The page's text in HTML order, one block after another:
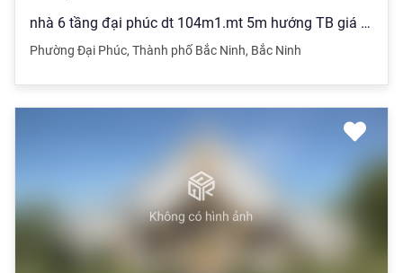
nhà 6 tầng đại phúc dt 104m1.mt 5m hướng TB giá 7.5 tỷ
Phường Đại Phúc, Thành phố Bắc Ninh, Bắc Ninh